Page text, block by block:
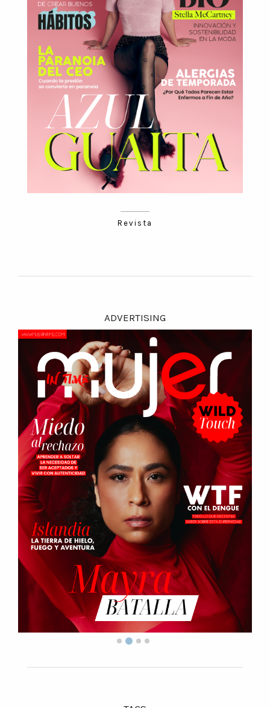
Revista
ADVERTISING